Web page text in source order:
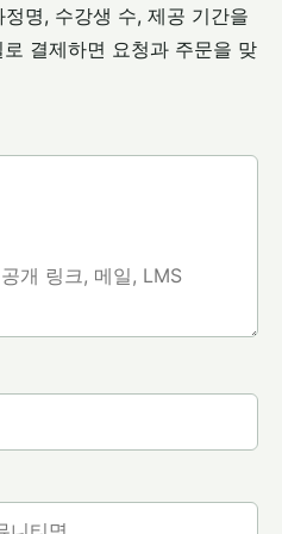
명, 수강생 수, 제공 기간을
결제하면 요청과 주문을 맞